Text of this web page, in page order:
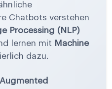
Chatbots verstehen
Processing (NLP)
lernen mit Machine
dazu.